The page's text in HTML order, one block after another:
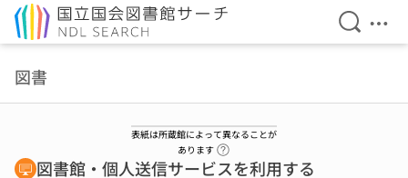
検索を
メ
図書
表紙は所蔵館によって異なることが
あります
図書館・個人送信サービスを利用する